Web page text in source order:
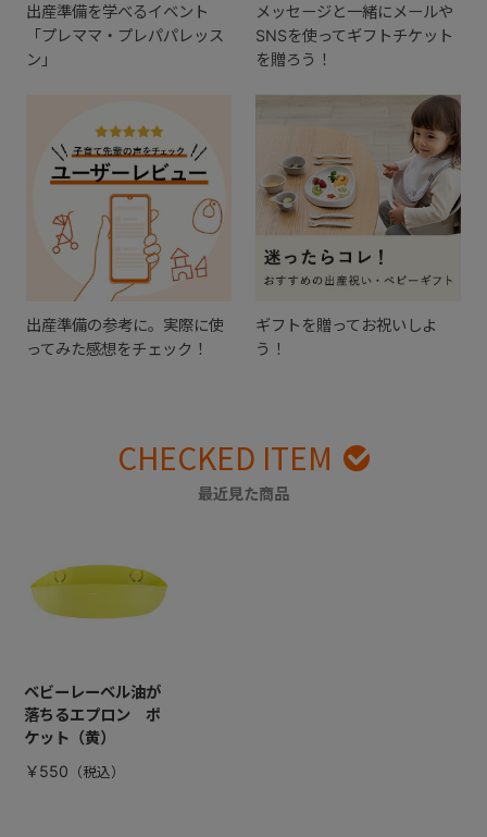
出産準備を学べるイベント
「プレママ・プレパパレッス
ン」
メッセージと一緒にメールや
SNSを使ってギフトチケット
を贈ろう！
出産準備の参考に。実際に使
ってみた感想をチェック！
ギフトを贈ってお祝いしよ
う！
CHECKED ITEM
最近見た商品
ベビーレーベル油が
落ちるエプロン ポ
ケット（黄）
￥550